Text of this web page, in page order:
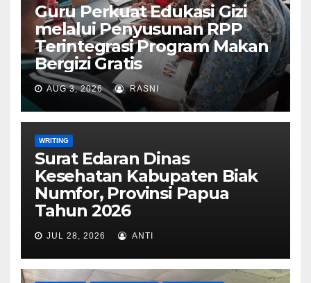
Guru Perkuat Edukasi Gizi
melalui Penyusunan RPP
Terintegrasi Program Makan
Bergizi Gratis
AUG 3, 2026 RASNI
WRITING
Surat Edaran Dinas
Kesehatan Kabupaten Biak
Numfor, Provinsi Papua
Tahun 2026
JUL 28, 2026 ANTI